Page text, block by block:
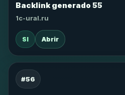
Backlink generado 55
1c-ural.ru
SI Abrir
#56